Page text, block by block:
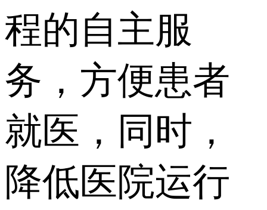
程的自主服
务，方便患者
就医，同时，
降低医院运行